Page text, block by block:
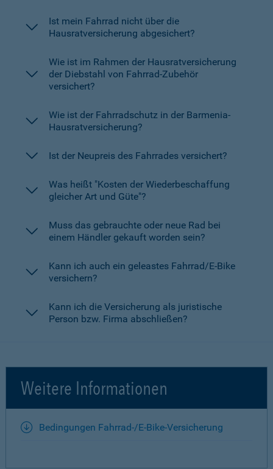
Ist mein Fahrrad nicht über die
Hausratversicherung abgesichert?
Wie ist im Rahmen der Hausratversicherung
der Diebstahl von Fahrrad-Zubehör
versichert?
Wie ist der Fahrradschutz in der Barmenia-
Hausratversicherung?
Ist der Neupreis des Fahrrades versichert?
Was heißt "Kosten der Wiederbeschaffung
gleicher Art und Güte"?
Muss das gebrauchte oder neue Rad bei
einem Händler gekauft worden sein?
Kann ich auch ein geleastes Fahrrad/E-Bike
versichern?
Kann ich die Versicherung als juristische
Person bzw. Firma abschließen?
Weitere Informationen
Bedingungen Fahrrad-/E-Bike-Versicherung